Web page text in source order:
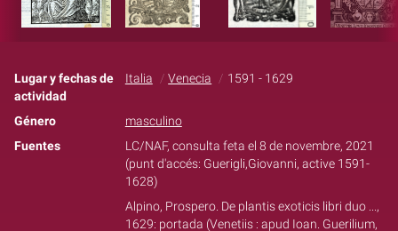
Lugar y fechas de
actividad
Italia Venecia 1591 - 1629
Género
masculino
Fuentes
LC/NAF, consulta feta el 8 de novembre, 2021
(punt d'accés: Guerigli,Giovanni, active 1591-
1628)
Alpino, Prospero. De plantis exoticis libri duo ...,
1629: portada (Venetiis : apud Ioan. Guerilium,